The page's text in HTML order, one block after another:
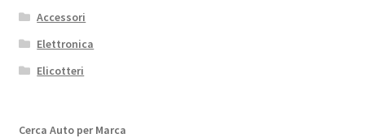
Accessori
Elettronica
Elicotteri
Cerca Auto per Marca